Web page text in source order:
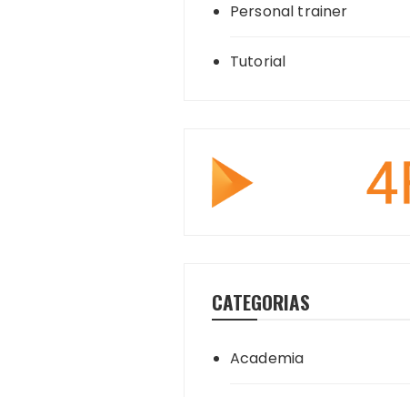
Personal trainer
Tutorial
CATEGORIAS
Academia